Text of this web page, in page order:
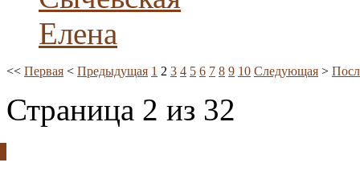
<< Первая < Предыдущая 1 2 3 4 5 6 7 8 9 10 Следующая >
Страница 2 из 32